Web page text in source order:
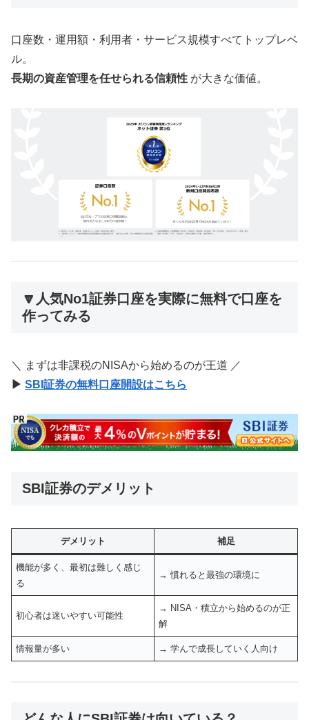
口座数・運用額・利用者・サービス規模すべてトップレベ
ル。
長期の資産管理を任せられる信頼性 が大きな価値。
🔽人気No1証券口座を実際に無料で口座を
作ってみる
＼ まずは非課税のNISAから始めるのが王道 ／
▶ SBI証券の無料口座開設はこちら
SBI証券のデメリット
デメリット 補足
機能が多く、最初は難しく感じ
る
→ 慣れると最強の環境に
初心者は迷いやすい可能性
→ NISA・積立から始めるのが正
解
情報量が多い → 学んで成長していく人向け